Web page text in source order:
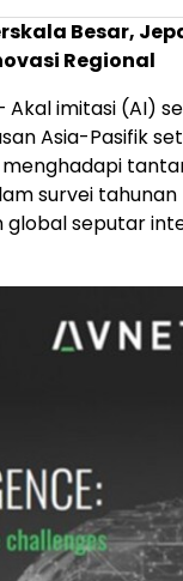
Besar,
Regional
Akal imitasi (AI)
Asia-Pasifik
survei tahunan
seputar